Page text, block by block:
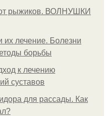
рыжиков. ВОЛНУШКИ
лечение. Болезни
борьбы
к лечению
суставов
для рассады. Как